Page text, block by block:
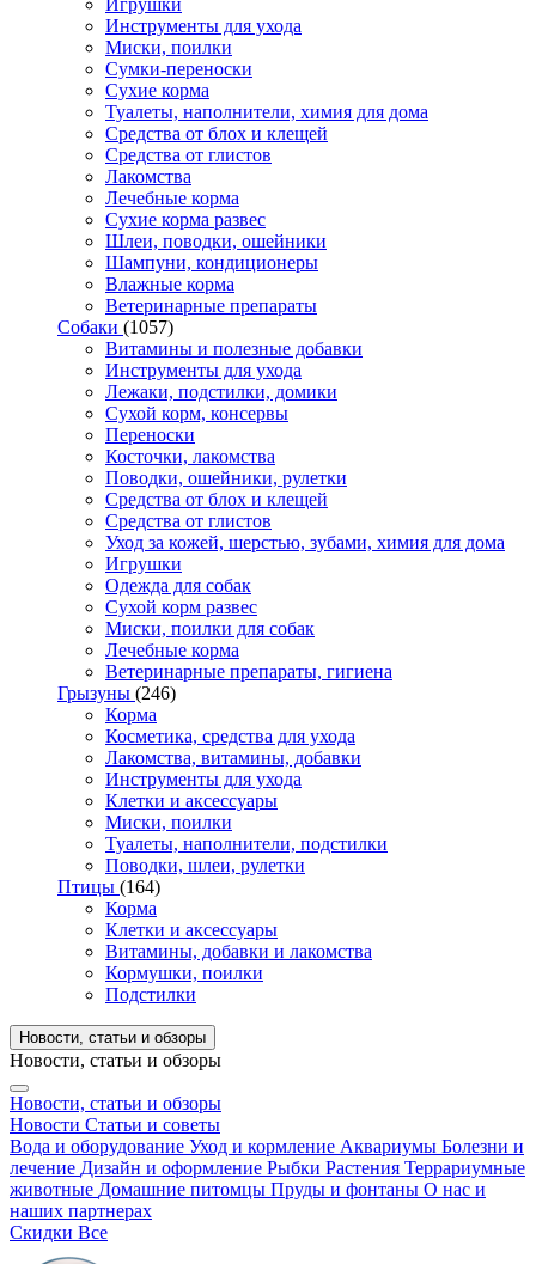
Инструменты для ухода
Миски, поилки
Сумки-переноски
Сухие корма
Туалеты, наполнители, химия для дома
Средства от блох и клещей
Средства от глистов
Лакомства
Лечебные корма
Сухие корма развес
Шлеи, поводки, ошейники
Шампуни, кондиционеры
Влажные корма
Ветеринарные препараты
Собаки (1057)
Витамины и полезные добавки
Инструменты для ухода
Лежаки, подстилки, домики
Сухой корм, консервы
Переноски
Косточки, лакомства
Поводки, ошейники, рулетки
Средства от блох и клещей
Средства от глистов
Уход за кожей, шерстью, зубами, химия для дома
Игрушки
Одежда для собак
Сухой корм развес
Миски, поилки для собак
Лечебные корма
Ветеринарные препараты, гигиена
Грызуны (246)
Корма
Косметика, средства для ухода
Лакомства, витамины, добавки
Инструменты для ухода
Клетки и аксессуары
Миски, поилки
Туалеты, наполнители, подстилки
Поводки, шлеи, рулетки
Птицы (164)
Корма
Клетки и аксессуары
Витамины, добавки и лакомства
Кормушки, поилки
Подстилки
Новости, статьи и обзоры
Новости, статьи и обзоры
Новости, статьи и обзоры
Новости Статьи и советы
Вода и оборудование Уход и кормление Аквариумы Болезни и
лечение Дизайн и оформление Рыбки Растения Террариумные
животные Домашние питомцы Пруды и фонтаны О нас и
наших партнерах
Скидки Все